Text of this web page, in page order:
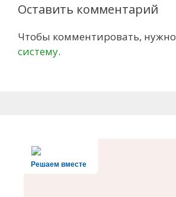
Оставить комментарий
Чтобы комментировать, нужно
систему.
Решаем вместе